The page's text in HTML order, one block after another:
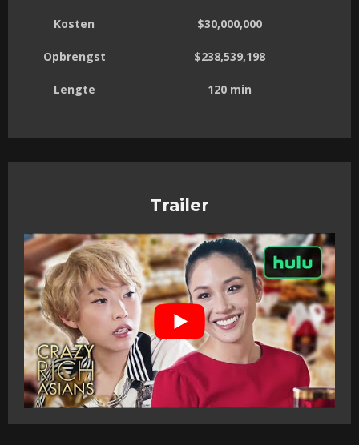
Kosten $30,000,000
Opbrengst $238,539,198
Lengte 120 min
Trailer